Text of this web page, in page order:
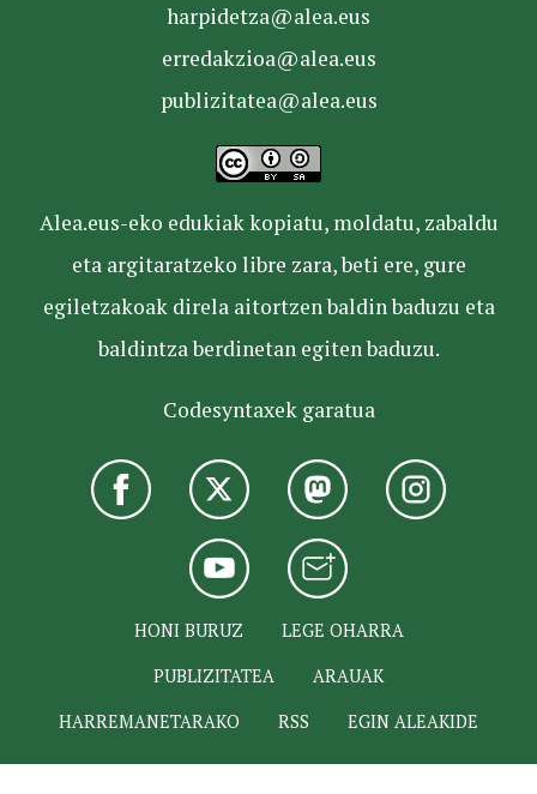
harpidetza@alea.eus
erredakzioa@alea.eus
publizitatea@alea.eus
Alea.eus-eko edukiak kopiatu, moldatu, zabaldu
eta argitaratzeko libre zara, beti ere, gure
egiletzakoak direla aitortzen baldin baduzu eta
baldintza berdinetan egiten baduzu.
Codesyntaxek garatua
HONI BURUZ
LEGE OHARRA
PUBLIZITATEA
ARAUAK
HARREMANETARAKO
RSS EGIN ALEAKIDE